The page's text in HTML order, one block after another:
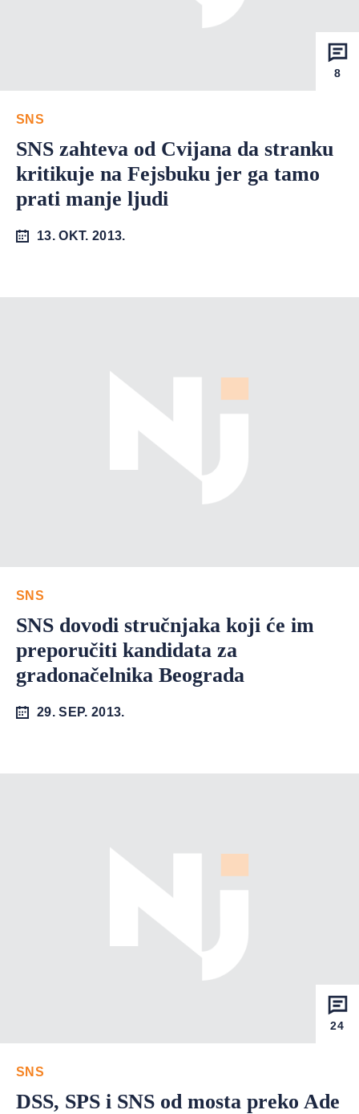
8
SNS
SNS zahteva od Cvijana da stranku
kritikuje na Fejsbuku jer ga tamo
prati manje ljudi
13. OKT. 2013.
SNS
SNS dovodi stručnjaka koji će im
preporučiti kandidata za
gradonačelnika Beograda
29. SEP. 2013.
24
SNS
DSS, SPS i SNS od mosta preko Ade